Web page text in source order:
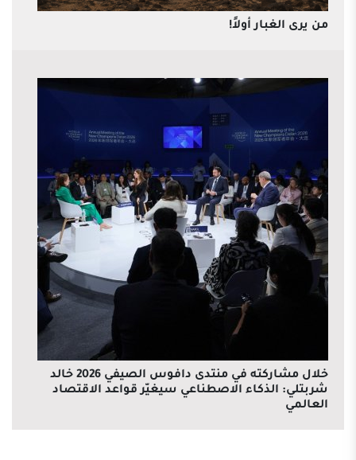
من يرى الغبار أولاً!
خلال مشاركته في منتدى دافوس الصيفي 2026 خالد
شربتلي: الذكاء الاصطناعي سيغيّر قواعد الاقتصاد
العالمي